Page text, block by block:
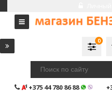
0
+375 44 780 86 88